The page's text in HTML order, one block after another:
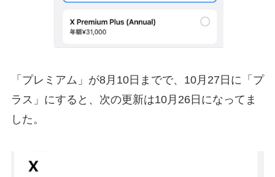
「プレミアム」が8月10日までで、10月27日に「プ
ラス」にすると、次の更新は10月26日になってま
した。